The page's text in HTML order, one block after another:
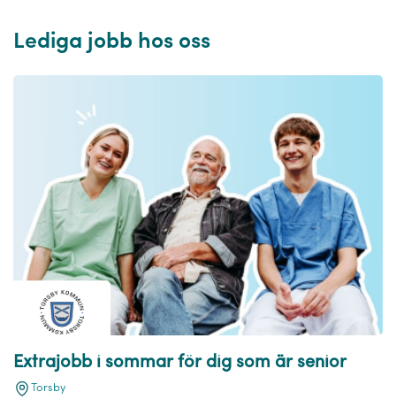
Lediga jobb hos oss
Extrajobb i sommar för dig som är senior
Torsby